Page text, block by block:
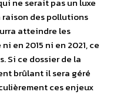
raison des pollutions
atteindre les
en 2015 ni en 2021, ce
Si ce dossier de la
brûlant il sera géré
ces enjeux